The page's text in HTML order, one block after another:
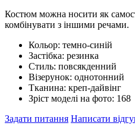
Костюм можна носити як
комбінувати з іншими речами.
Кольор: темно-синій
Застібка: резинка
Стиль: повсякденний
Візерунок: однотонний
Тканина: креп-дайвінг
Зріст моделі на фото: 168
Задати питання Написати